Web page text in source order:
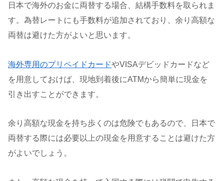
日本で海外のお金に両替する場合、結構手数料を取られま
す。為替レートにも手数料が追加されており、余り高額な
両替は避けた方がよいと思います。
海外専用のプリペイドカードやVISAデビッドカードなど
を用意しておけば、現地到着後にATMから簡単に現金を
引き出すことができます。
余り高額な現金を持ち歩くのは危険でもあるので、日本で
両替する際には必要以上の現金を用意することは避けた方
がよいでしょう。